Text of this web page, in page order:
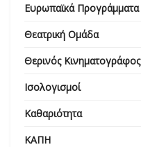
Ευρωπαϊκά Προγράμματα
Θεατρική Ομάδα
Θερινός
Ισολογισμοί
Καθαριότητα
ΚΑΠΗ